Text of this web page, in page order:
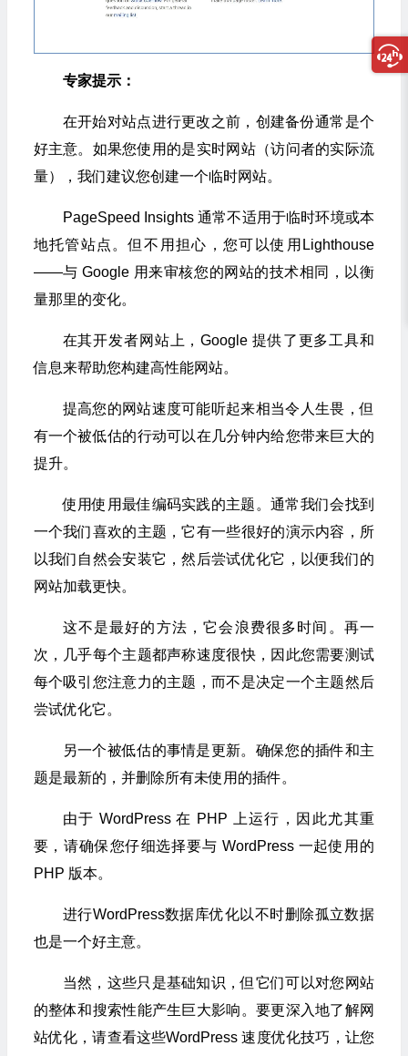
专家提示：
在开始对站点进行更改之前，创建备份通常是个
好主意。如果您使用的是实时网站（访问者的实际流
量），我们建议您创建一个临时网站。
PageSpeed Insights 通常不适用于临时环境或本
地托管站点。但不用担心，您可以使用Lighthouse
——与 Google 用来审核您的网站的技术相同，以衡
量那里的变化。
在其开发者网站上，Google 提供了更多工具和
信息来帮助您构建高性能网站。
提高您的网站速度可能听起来相当令人生畏，但
有一个被低估的行动可以在几分钟内给您带来巨大的
提升。
使用使用最佳编码实践的主题。通常我们会找到
一个我们喜欢的主题，它有一些很好的演示内容，所
以我们自然会安装它，然后尝试优化它，以便我们的
网站加载更快。
这不是最好的方法，它会浪费很多时间。再一
次，几乎每个主题都声称速度很快，因此您需要测试
每个吸引您注意力的主题，而不是决定一个主题然后
尝试优化它。
另一个被低估的事情是更新。确保您的插件和主
题是最新的，并删除所有未使用的插件。
由于 WordPress 在 PHP 上运行，因此尤其重
要，请确保您仔细选择要与 WordPress 一起使用的
PHP 版本。
进行WordPress数据库优化以不时删除孤立数据
也是一个好主意。
当然，这些只是基础知识，但它们可以对您网站
的整体和搜索性能产生巨大影响。要更深入地了解网
站优化，请查看这些WordPress 速度优化技巧，让您